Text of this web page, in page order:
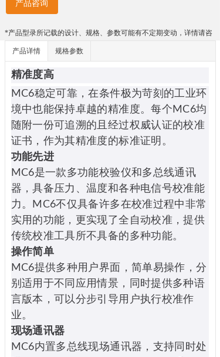
产品咨询
*产品型录所记载的设计、规格、参数可能有不定期变动，详情请咨
询销售人员。
产品详情 规格参数
精准度高
MC6稳定可靠，在条件极为苛刻的工业环
境中也能保持卓越的精准度。每个MC6均
随附一份可追溯的且经过权威认证的校准
证书，作为其精准度的标准证明。
功能先进
MC6是一款多功能校验仪和多总线通讯
器，具备压力、温度和各种电信号校准能
力。MC6不仅具备许多在校准过程中非常
实用的功能，更实现了全自动校准，提供
传统校准工具所不具备的多种功能。
操作简单
MC6提供多种用户界面，简单易操作，分
别适用于不同应用情景，同时提供多种语
言版本，可以分步引导用户执行校准作
业。
现场通讯器
MC6内置多总线现场通讯器，支持同时处